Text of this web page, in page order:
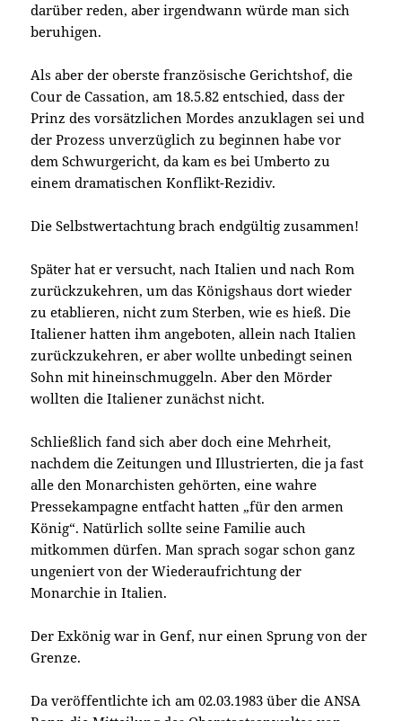
darüber reden, aber irgendwann würde man sich
beruhigen.
Als aber der oberste französische Gerichtshof, die
Cour de Cassation, am 18.5.82 entschied, dass der
Prinz des vorsätzlichen Mordes anzuklagen sei und
der Prozess unverzüglich zu beginnen habe vor
dem Schwurgericht, da kam es bei Umberto zu
einem dramatischen Konflikt-Rezidiv.
Die Selbstwertachtung brach endgültig zusammen!
Später hat er versucht, nach Italien und nach Rom
zurückzukehren, um das Königshaus dort wieder
zu etablieren, nicht zum Sterben, wie es hieß. Die
Italiener hatten ihm angeboten, allein nach Italien
zurückzukehren, er aber wollte unbedingt seinen
Sohn mit hineinschmuggeln. Aber den Mörder
wollten die Italiener zunächst nicht.
Schließlich fand sich aber doch eine Mehrheit,
nachdem die Zeitungen und Illustrierten, die ja fast
alle den Monarchisten gehörten, eine wahre
Pressekampagne entfacht hatten „für den armen
König“. Natürlich sollte seine Familie auch
mitkommen dürfen. Man sprach sogar schon ganz
ungeniert von der Wiederaufrichtung der
Monarchie in Italien.
Der Exkönig war in Genf, nur einen Sprung von der
Grenze.
Da veröffentlichte ich am 02.03.1983 über die ANSA